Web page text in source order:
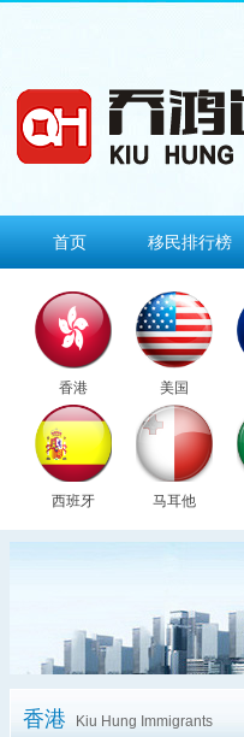
首页 移民排行榜
香港 美国
西班牙 马耳他
香港 Kiu Hung Immigrants